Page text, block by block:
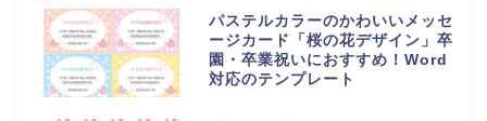
パステルカラーのかわいいメッセ
ージカード「桜の花デザイン」卒
園・卒業祝いにおすすめ！Word
対応のテンプレート